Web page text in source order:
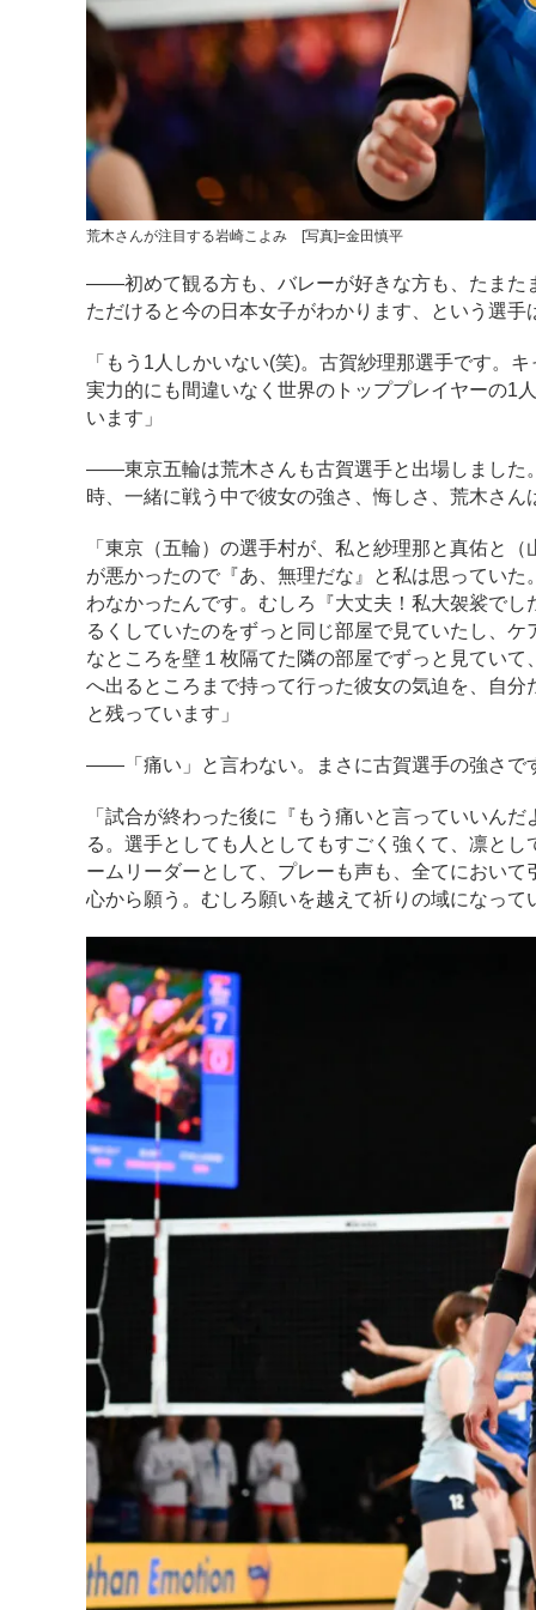
荒木さんが注目する岩崎こよみ [写真]=金田慎平
――初めて観る方も、バレーが好きな方も、たまた
ただけると今の日本女子がわかります、という選手
「もう1人しかいない(笑)。古賀紗理那選手です。
実力的にも間違いなく世界のトッププレイヤーの1
います」
――東京五輪は荒木さんも古賀選手と出場しました
時、一緒に戦う中で彼女の強さ、悔しさ、荒木さ
「東京（五輪）の選手村が、私と紗理那と真佑と
が悪かったので『あ、無理だな』と私は思ってい
わなかったんです。むしろ『大丈夫！私大袈裟で
るくしていたのをずっと同じ部屋で見ていたし、
なところを壁１枚隔てた隣の部屋でずっと見てい
へ出るところまで持って行った彼女の気迫を、自
と残っています」
――「痛い」と言わない。まさに古賀選手の強さで
「試合が終わった後に『もう痛いと言っていいん
る。選手としても人としてもすごく強くて、凛と
ームリーダーとして、プレーも声も、全てにおい
心から願う。むしろ願いを越えて祈りの域になって